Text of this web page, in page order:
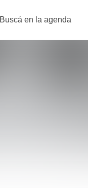
Buscá en la agenda